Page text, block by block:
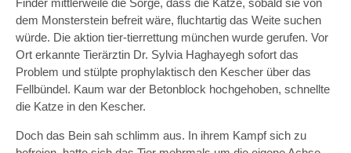
dem Monsterstein befreit wäre, fluchtartig das Weite suchen
würde. Die aktion tier-tierrettung münchen wurde gerufen. Vor
Ort erkannte Tierärztin Dr. Sylvia Haghayegh sofort das
Problem und stülpte prophylaktisch den Kescher über das
Fellbündel. Kaum war der Betonblock hochgehoben, schnellte
die Katze in den Kescher.
Doch das Bein sah schlimm aus. In ihrem Kampf sich zu